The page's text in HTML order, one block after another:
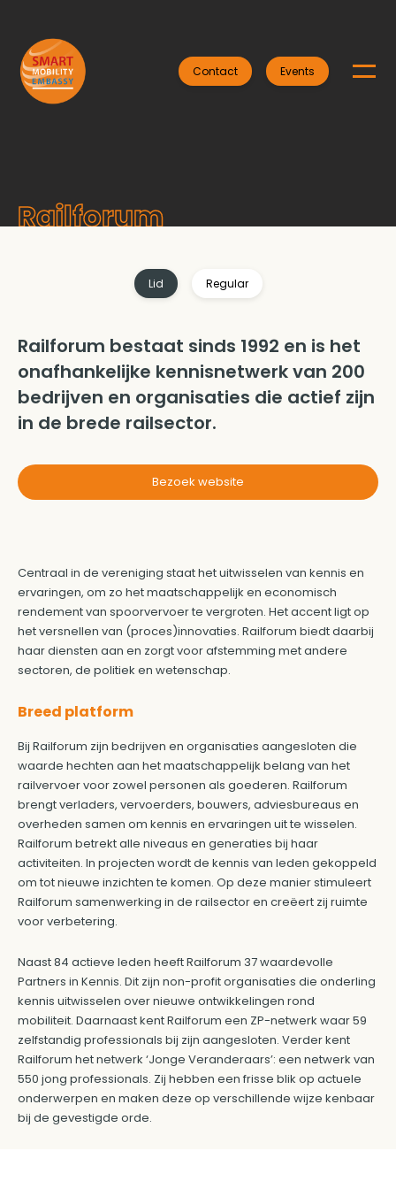
Contact Events
Railforum
Lid Regular
Railforum bestaat sinds 1992 en is het
onafhankelijke kennisnetwerk van 200
bedrijven en organisaties die actief zijn
in de brede railsector.
Bezoek website
Centraal in de vereniging staat het uitwisselen van kennis en
ervaringen, om zo het maatschappelijk en economisch
rendement van spoorvervoer te vergroten. Het accent ligt op
het versnellen van (proces)innovaties. Railforum biedt daarbij
haar diensten aan en zorgt voor afstemming met andere
sectoren, de politiek en wetenschap.
Breed platform
Bij Railforum zijn bedrijven en organisaties aangesloten die
waarde hechten aan het maatschappelijk belang van het
railvervoer voor zowel personen als goederen. Railforum
brengt verladers, vervoerders, bouwers, adviesbureaus en
overheden samen om kennis en ervaringen uit te wisselen.
Railforum betrekt alle niveaus en generaties bij haar
activiteiten. In projecten wordt de kennis van leden gekoppeld
om tot nieuwe inzichten te komen. Op deze manier stimuleert
Railforum samenwerking in de railsector en creëert zij ruimte
voor verbetering.
Naast 84 actieve leden heeft Railforum 37 waardevolle
Partners in Kennis. Dit zijn non-profit organisaties die onderling
kennis uitwisselen over nieuwe ontwikkelingen rond
mobiliteit. Daarnaast kent Railforum een ZP-netwerk waar 59
zelfstandig professionals bij zijn aangesloten. Verder kent
Railforum het netwerk ‘Jonge Veranderaars’: een netwerk van
550 jong professionals. Zij hebben een frisse blik op actuele
onderwerpen en maken deze op verschillende wijze kenbaar
bij de gevestigde orde.